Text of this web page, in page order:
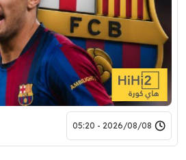
2026/08/08 - 05:20